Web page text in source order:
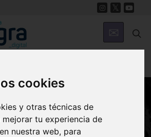
cookies
y otras técnicas de
tu experiencia de
nuestra web, para
HISTORIA
e Inquisición en